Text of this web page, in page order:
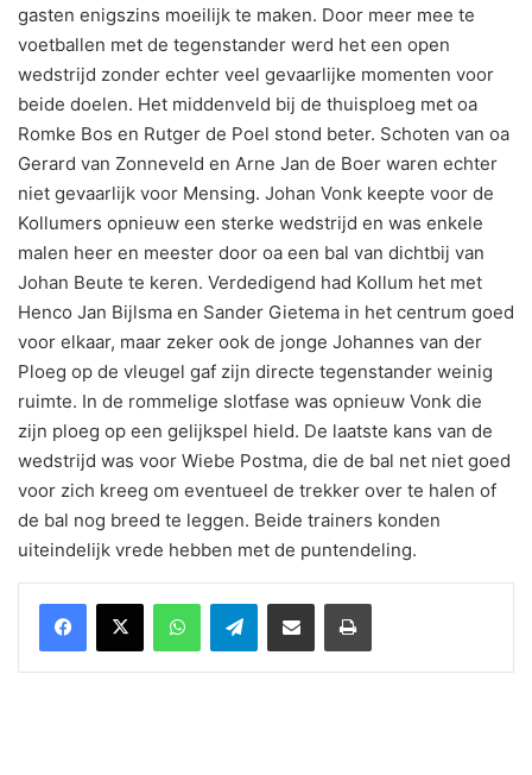
gasten enigszins moeilijk te maken. Door meer mee te
voetballen met de tegenstander werd het een open
wedstrijd zonder echter veel gevaarlijke momenten voor
beide doelen. Het middenveld bij de thuisploeg met oa
Romke Bos en Rutger de Poel stond beter. Schoten van oa
Gerard van Zonneveld en Arne Jan de Boer waren echter
niet gevaarlijk voor Mensing. Johan Vonk keepte voor de
Kollumers opnieuw een sterke wedstrijd en was enkele
malen heer en meester door oa een bal van dichtbij van
Johan Beute te keren. Verdedigend had Kollum het met
Henco Jan Bijlsma en Sander Gietema in het centrum goed
voor elkaar, maar zeker ook de jonge Johannes van der
Ploeg op de vleugel gaf zijn directe tegenstander weinig
ruimte. In de rommelige slotfase was opnieuw Vonk die
zijn ploeg op een gelijkspel hield. De laatste kans van de
wedstrijd was voor Wiebe Postma, die de bal net niet goed
voor zich kreeg om eventueel de trekker over te halen of
de bal nog breed te leggen. Beide trainers konden
uiteindelijk vrede hebben met de puntendeling.
WhatsAppTelegramDelen via Email Print